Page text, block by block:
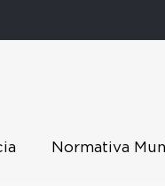
Normativa